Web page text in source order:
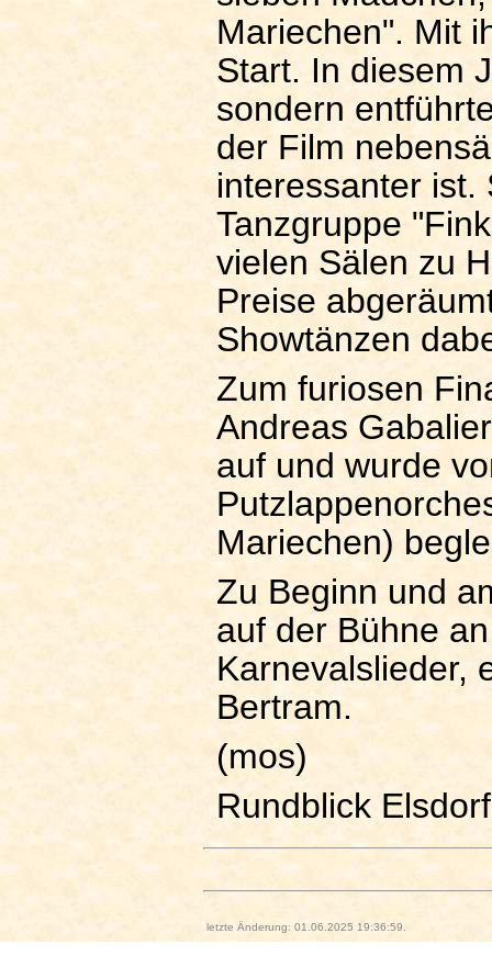
Mariechen". Mit
Start. In diesem
sondern
der Film
interessanter ist.
Tanzgruppe
vielen Sälen zu
Preise
Showtänzen
Zum furiosen
Andreas
auf und wurde
Mariechen)
Zu Beginn und
auf der Bühne
Karnevalslieder,
Bertram.
(mos)
Rundblick
letzte Änderung: 01.06.2025 19:36:59.